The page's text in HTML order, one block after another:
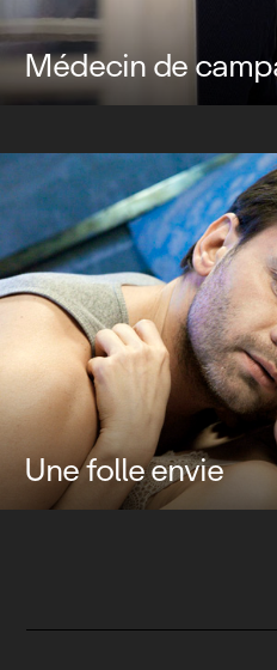
Médecin de
Une folle envie